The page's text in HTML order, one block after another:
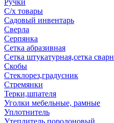
Ручки
С/х товары
Садовый инвентарь
Сверла
Серпянка
Сетка абразивная
Сетка штукатурная,сетка
Скобы
Стеклорез,градусник
Стремянки
Терки,шпателя
Уголки мебельные, рамные
Уплотнитель
Утеплитель поролоновый